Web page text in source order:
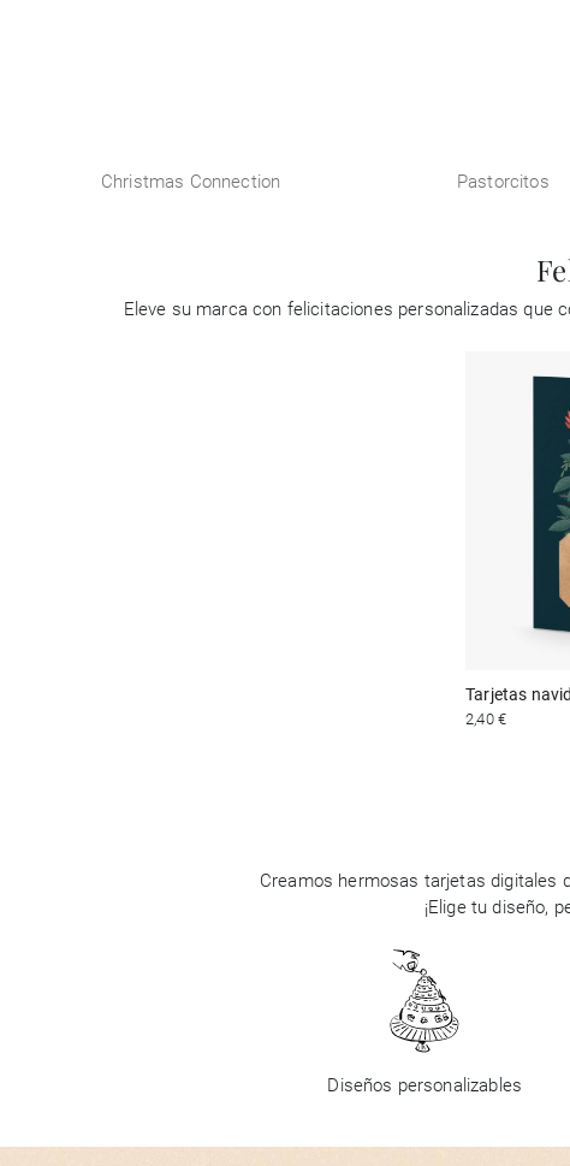
Christmas Connection Pastorcitos
Eleve su marca con felicitaciones personalizadas que
Tarjetas
2,40 €
Creamos hermosas tarjetas digitales
¡Elige tu diseño,
Diseños personalizables